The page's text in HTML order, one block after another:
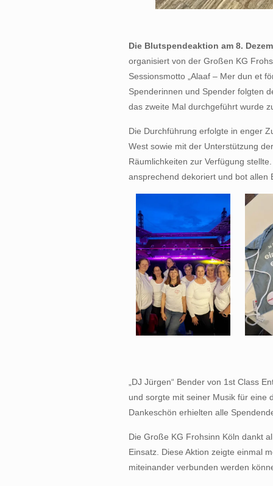
Die Blutspendeaktion am 8.
organisiert von der Großen KG
Sessionsmotto „Alaaf – Mer dun et
Spenderinnen und Spender folgten
das zweite Mal durchgeführt wurde
Die Durchführung erfolgte in enger
West sowie mit der Unterstützung
Räumlichkeiten zur Verfügung
ansprechend dekoriert und bot allen
„DJ Jürgen“ Bender von 1st Class
und sorgte mit seiner Musik für eine
Dankeschön erhielten alle
Die Große KG Frohsinn Köln dankt
Einsatz. Diese Aktion zeigte einmal
miteinander verbunden werden